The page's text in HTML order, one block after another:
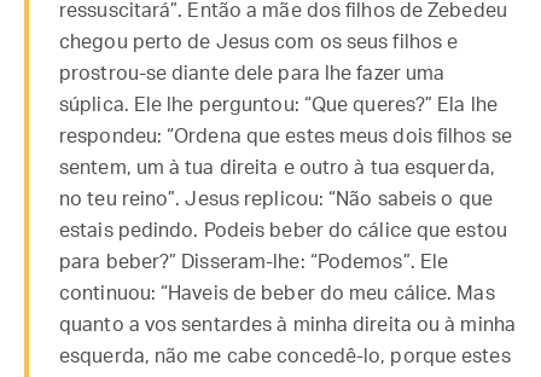
ressuscitará”. Então a mãe dos filhos de Zebedeu
chegou perto de Jesus com os seus filhos e
prostrou-se diante dele para lhe fazer uma
súplica. Ele lhe perguntou: “Que queres?” Ela lhe
respondeu: “Ordena que estes meus dois filhos se
sentem, um à tua direita e outro à tua esquerda,
no teu reino”. Jesus replicou: “Não sabeis o que
estais pedindo. Podeis beber do cálice que estou
para beber?” Disseram-lhe: “Podemos”. Ele
continuou: “Haveis de beber do meu cálice. Mas
quanto a vos sentardes à minha direita ou à minha
esquerda, não me cabe concedê-lo, porque estes